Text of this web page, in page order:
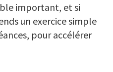
important, et si
un exercice simple
pour accélérer